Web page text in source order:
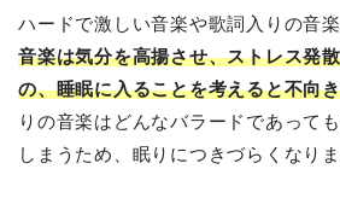
ハードで激しい音楽や歌詞入りの音
音楽は気分を高揚させ、ストレス発
の、睡眠に入ることを考えると不向
りの音楽はどんなバラードであって
しまうため、眠りにつきづらくなりま